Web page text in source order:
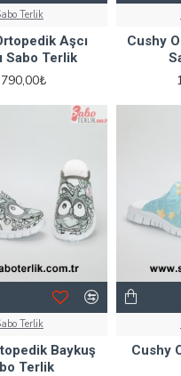
Terlik
Aşcı
Sabo Terlik
Cushy
Terlik
Baykuş
Terlik
Cushy